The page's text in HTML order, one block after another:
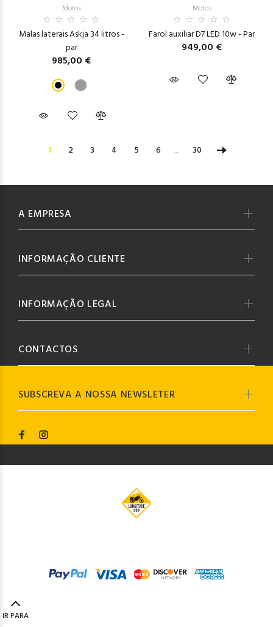
Motos
Malas laterais Askja 34 litros -
par
985,00 €
Motos
Farol auxiliar D7 LED 10w - Par
949,00 €
1 2 3 4 5 6 ... 30
SUBSCREVA A NOSSA NEWSLETER
A EMPRESA
INFORMAÇÃO CLIENTE
INFORMAÇÃO LEGAL
CONTACTOS
IR PARA